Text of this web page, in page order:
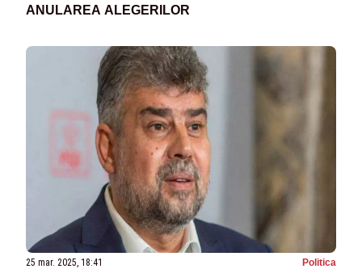
ANULAREA ALEGERILOR
25 mar. 2025, 18:41 Politica